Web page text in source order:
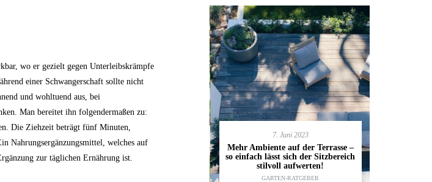
wo er gezielt gegen Unterleibskrämpfe
einer Schwangerschaft sollte nicht
und wohltuend aus, bei
Man bereitet ihn folgendermaßen zu:
Die Ziehzeit beträgt fünf Minuten,
Nahrungsergänzungsmittel, welches auf
zur täglichen Ernährung ist.
–
2. September 2024
Wie du mit Kunstpflanzen deinen
GARTEN-RATGEBER,GARTENGESTALTUNG
7. Juni 2023
Mehr Ambiente auf der Terrasse –
so einfach lässt sich der Sitzbereich
stilvoll aufwerten!
GARTEN-RATGEBER